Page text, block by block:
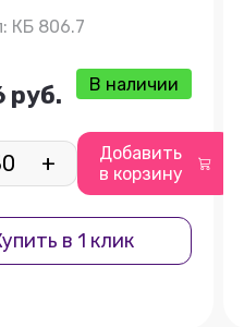
КБ 806.7
руб. В наличии
+
Добавить
в корзину
в 1 клик